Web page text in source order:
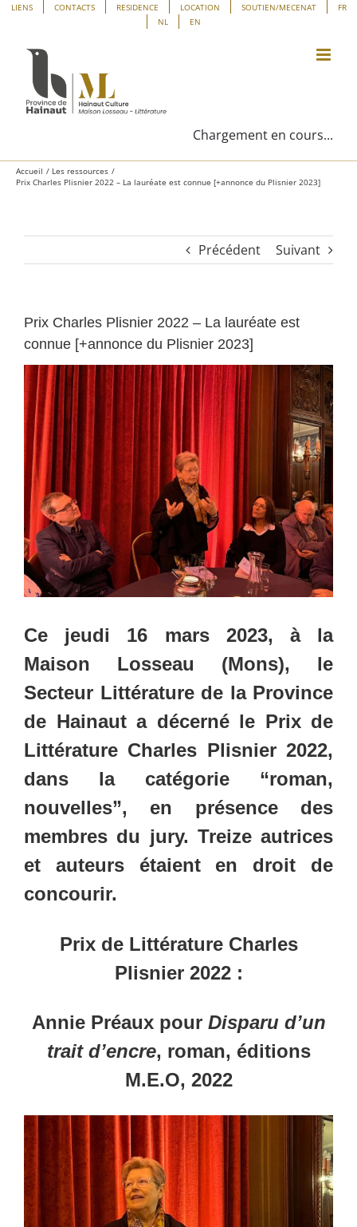
Panneau de gestion des cookies
Passer
contenu
LIENS CONTACTS RESIDENCE LOCATION SOUTIEN/MECENAT
FR
NL
EN
Chargement en cours...
Accueil
Les ressources
Prix Charles Plisnier 2022 – La lauréate est connue [+annonce du Plisnier 2023]
Précédent Suivant
Prix Charles Plisnier 2022 – La lauréate est
connue [+annonce du Plisnier 2023]
Ce jeudi 16 mars 2023, à la
Maison Losseau (Mons), le
Secteur Littératurede la Province
de Hainauta décerné le Prix de
Littérature Charles Plisnier2022,
dans la catégorie “roman,
nouvelles”, en présence des
membres du jury. Treize autrices
et auteurs étaient en droit de
concourir.
Prix de Littérature Charles
Plisnier 2022 :
Annie Préaux pour Disparu d’un
trait d’encre, roman, éditions
M.E.O, 2022